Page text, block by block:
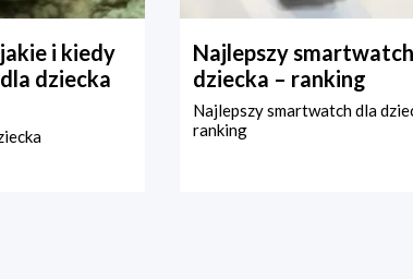
i kiedy
dziecka
Najlepszy
dziecka – ranking
Najlepszy smartwatch dla
ranking